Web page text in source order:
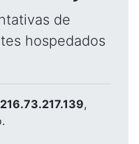
de
hospedados
216.73.217.139,